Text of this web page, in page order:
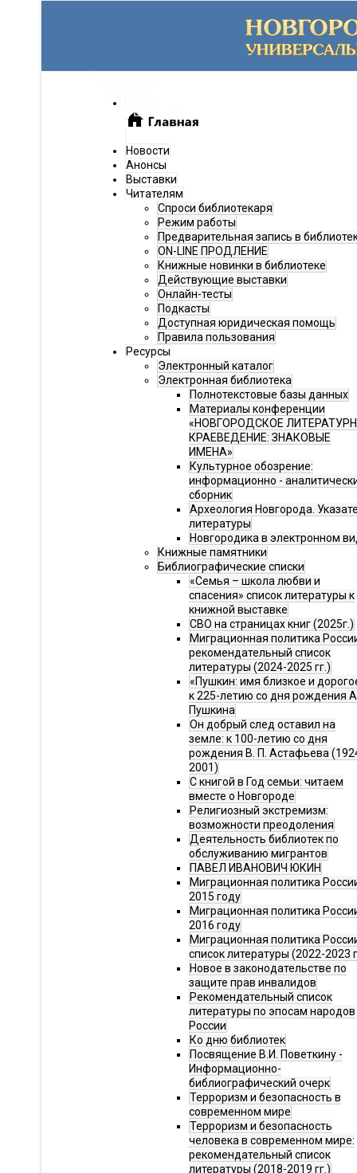
Новости
Анонсы
Выставки
Читателям
Спроси библиотекаря
Режим работы
Предварительная запись в
ON-LINE ПРОДЛЕНИЕ
Книжные новинки в библиотеке
Действующие выставки
Онлайн-тесты
Подкасты
Доступная юридическая помощь
Правила пользования
Ресурсы
Электронный каталог
Электронная библиотека
Полнотекстовые базы данных
Материалы конференции
«НОВГОРОДСКОЕ
КРАЕВЕДЕНИЕ: ЗНАКОВЫЕ
ИМЕНА»
Культурное обозрение:
информационно -
сборник
Археология Новгорода.
литературы
Новгородика в электронном
Книжные памятники
Библиографические списки
«Семья – школа любви и
спасения» список литературы к
книжной выставке
СВО на страницах книг (2025г.)
Миграционная политика
рекомендательный список
литературы (2024-2025 гг.)
«Пушкин: имя близкое и
к 225-летию со дня рождения
Пушкина
Он добрый след оставил на
земле: к 100-летию со дня
рождения В. П. Астафьева
2001)
С книгой в Год семьи: читаем
вместе о Новгороде
Религиозный экстремизм:
возможности преодоления
Деятельность библиотек по
обслуживанию мигрантов
ПАВЕЛ ИВАНОВИЧ ЮКИН
Миграционная политика
2015 году
Миграционная политика
2016 году
Миграционная политика
список литературы (2022-2023
Новое в законодательстве по
защите прав инвалидов
Рекомендательный список
литературы по эпосам народов
России
Ко дню библиотек
Посвящение В.И. Поветкину -
Информационно-
библиографический очерк
Терроризм и безопасность в
современном мире
Терроризм и безопасность
человека в современном мире:
рекомендательный список
литературы (2018-2019 гг.)